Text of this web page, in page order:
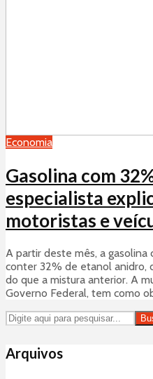
Economia
Gasolina com
especialista
motoristas e
A partir deste mês, a gasolina
conter 32% de etanol anidro,
do que a mistura anterior. A
Governo Federal, tem como
Arquivos